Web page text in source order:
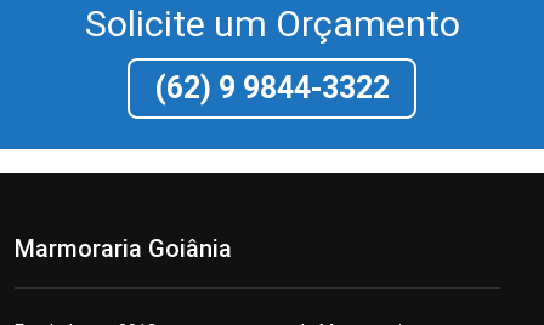
Solicite um Orçamento
(62) 9 9844-3322
Marmoraria Goiânia